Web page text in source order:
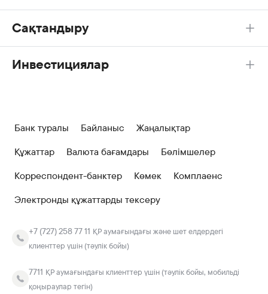
Сақтандыру
Инвестициялар
Банк туралы Байланыс
Жаңалықтар
Құжаттар
Валюта бағамдары
Бөлімшелер
Корреспондент-банктер
Көмек
Комплаенс
Электронды құжаттарды тексеру
+7 (727) 258 77 11 ҚР аумағындағы және шет елдердегі
клиенттер үшін (тәулік бойы)
7711 ҚР аумағындағы клиенттер үшін (тәулік бойы, мобильді
қоңыраулар тегін)